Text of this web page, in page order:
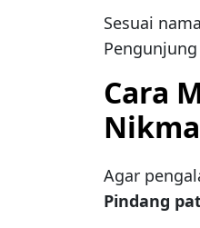
Sesuai
Cara
Agar
Pindang